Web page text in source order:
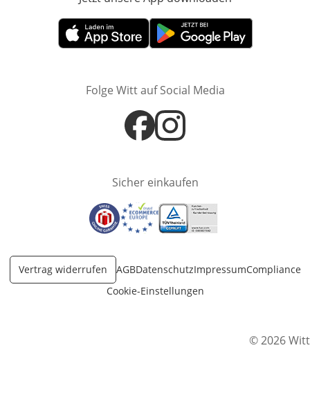
Öffnet in neuem FensterÖffnet in neuem Fenster
Folge Witt auf Social Media
Öffnet in neuem Fenster
Öffnet in neuem Fenster
Sicher einkaufen
Öffnet in neuem Fenster
Öffnet in neuem Fenster
Öffnet in neuem Fenster
Vertrag widerrufen AGBDatenschutzImpressumCompliance
Cookie-Einstellungen
© 2026 Witt